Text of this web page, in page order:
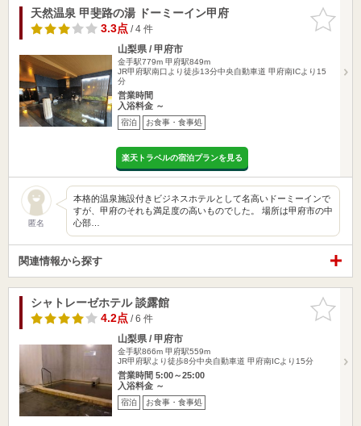
お気に入
りに追加
天然温泉 甲斐路の湯 ドーミーイン甲府
3.3点/ 4 件
山梨県 / 甲府市
金手駅779m 甲府駅849m
JR甲府駅南口より徒歩13分中央自動車道 甲府南ICより15
分
営業時間
入浴料金 ～
宿泊 お食事・食事処
楽天トラベルの宿泊プランを見る
匿名
本格的温泉施設付きビジネスホテルとして名高いドーミーインで
すが、甲府のそれも満足度の高いものでした。 場所は甲府市の中
心部…
関連情報から探す
お気に入
りに追加
シャトレーゼホテル 談露館
4.2点/ 6 件
山梨県 / 甲府市
金手駅866m 甲府駅559m
JR甲府駅より徒歩8分中央自動車道 甲府南ICより15分
営業時間 5:00～25:00
入浴料金 ～
宿泊 お食事・食事処